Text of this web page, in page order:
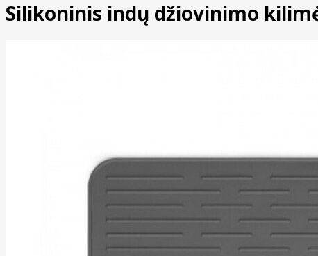
Silikoninis indų džiovinimo